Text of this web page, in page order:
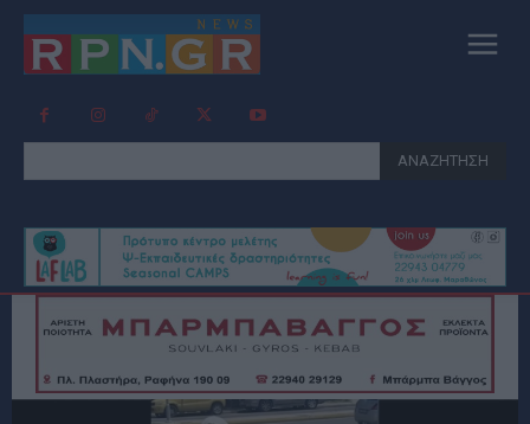
ΑΝΑΖΗΤΗΣΗ